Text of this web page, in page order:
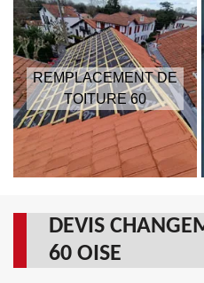
REMPLACEMENT DE
TOITURE 60
DEVIS
60 OISE